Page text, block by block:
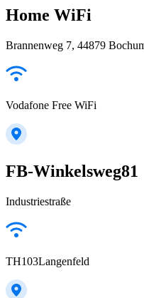
Home WiFi
Brannenweg 7, 44879
Vodafone Free WiFi
FB-Winkelsweg81
Industriestraße
TH103Langenfeld